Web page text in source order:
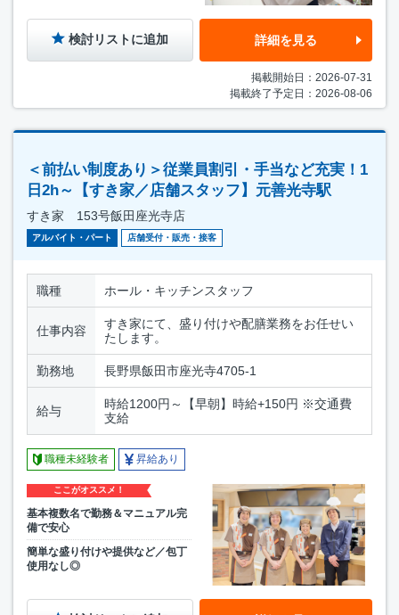
検討リストに追加 詳細を見る
掲載開始日：2026-07-31
掲載終了予定日：2026-08-06
＜前払い制度あり＞従業員割引・手当など充実！1
日2h～【すき家／店舗スタッフ】元善光寺駅
すき家 153号飯田座光寺店
アルバイト・パート 店舗受付・販売・接客
職種 ホール・キッチンスタッフ
仕事内容
すき家にて、盛り付けや配膳業務をお任せい
たします。
勤務地 長野県飯田市座光寺4705-1
給与
時給1200円～【早朝】時給+150円 ※交通費
支給
職種未経験者 昇給あり
ここがオススメ！
基本複数名で勤務＆マニュアル完
備で安心
簡単な盛り付けや提供など／包丁
使用なし◎